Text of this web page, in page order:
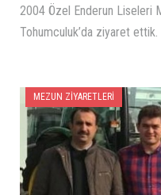
2004 Özel Enderun Liseleri
Tohumculuk’da ziyaret
MEZUN ZIYARETLERI